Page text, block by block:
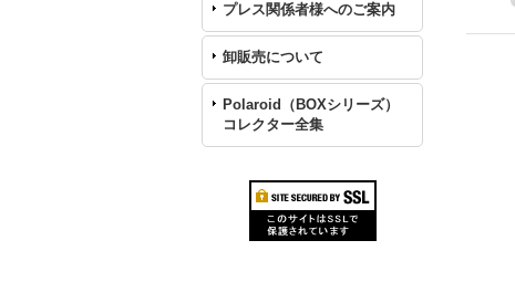
プレス関係者様へのご案内
卸販売について
Polaroid（BOXシリーズ）
コレクター全集